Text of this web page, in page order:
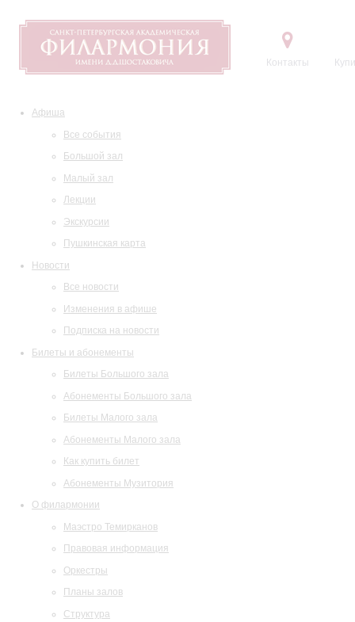
Контакты
Афиша
Все события
Большой зал
Малый зал
Лекции
Экскурсии
Пушкинская карта
Новости
Все новости
Изменения в афише
Подписка на новости
Билеты и абонементы
Билеты Большого зала
Абонементы Большого зала
Билеты Малого зала
Абонементы Малого зала
Как купить билет
Абонементы Музитория
О филармонии
Маэстро Темирканов
Правовая информация
Оркестры
Планы залов
Структура